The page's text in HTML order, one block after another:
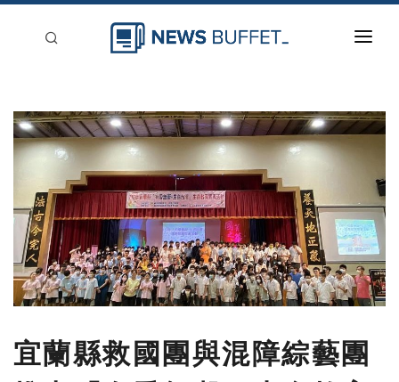
新聞稿分類
登入
刊登
宜蘭縣救國團與混障綜藝團